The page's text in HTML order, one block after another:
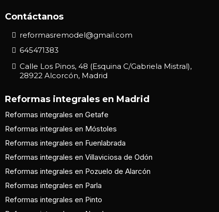
Contáctanos
reformasremodel@gmail.com
645471383
Calle Los Pinos, 48 (Esquina C/Gabriela Mistral),
28922 Alcorcón, Madrid
Reformas integrales en Madrid
Reformas integrales en Getafe
Reformas integrales en Móstoles
Reformas integrales en Fuenlabrada
Reformas integrales en Villaviciosa de Odón
Reformas integrales en Pozuelo de Alarcón
Reformas integrales en Parla
Reformas integrales en Pinto